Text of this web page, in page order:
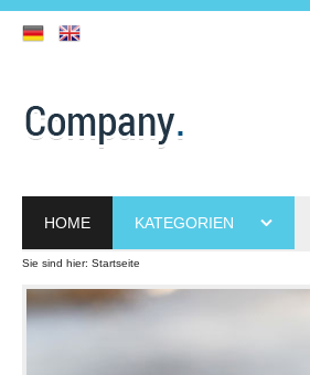
HOME KATEGORIEN
Sie sind hier: Startseite